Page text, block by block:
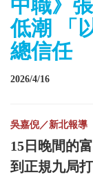
中職》
低潮 「
總信任
2026/4/16
吳嘉倪／新北報導
15日晚間的
到正規九局